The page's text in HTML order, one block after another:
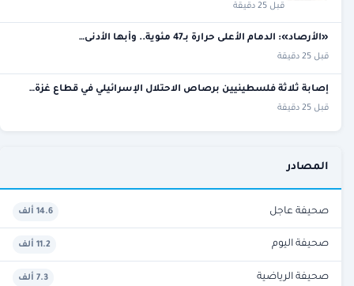
قبل 25 دقيقة
«الأرصاد»: الدمام الأعلى حرارة بـ47 مئوية.. وأبها الأدنى…
قبل 25 دقيقة
إصابة ثلاثة فلسطينيين برصاص الاحتلال الإسرائيلي في قطاع غزة…
قبل 25 دقيقة
المصادر
صحيفة عاجل 14.6 ألف
صحيفة اليوم 11.2 ألف
صحيفة الرياضية 7.3 ألف